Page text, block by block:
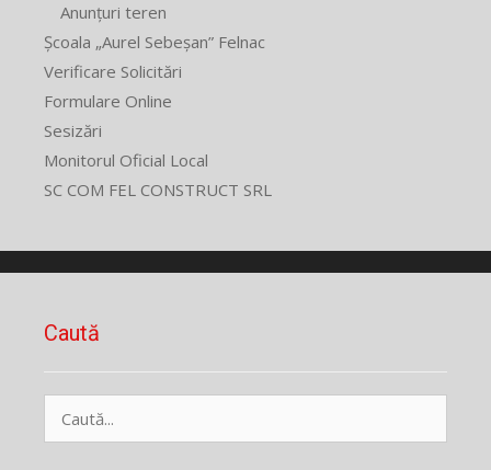
Anunțuri teren
Școala „Aurel Sebeșan” Felnac
Verificare Solicitări
Formulare Online
Sesizări
Monitorul Oficial Local
SC COM FEL CONSTRUCT SRL
Caută
după: